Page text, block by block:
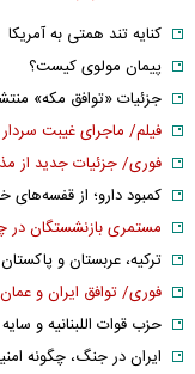
کنایه تند همتی به آمریکا
پیمان مولوی کیست؟
جزئیات «توافق مکه»
فیلم/ ماجرای غیبت
فوری/ جزئیات جدید از
کمبود دارو؛ از قفسه‌های
مستمری بازنشستگان
ترکیه، عربستان و
فوری/ توافق ایران و
حزب قوات اللبنانیه و
ایران در جنگ، چگونه